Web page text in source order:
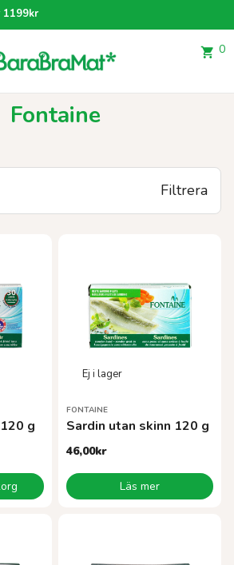
1199kr
0
Fontaine
Filtrera
g
FONTAINE
Sardin utan skinn 120 g
46,00kr
Läs mer